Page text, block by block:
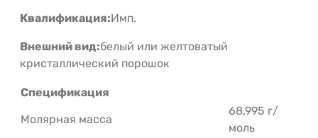
Квалификация:Имп.
Внешний вид:белый или желтоватый
кристаллический порошок
Спецификация
Молярная масса
68,995 г/
моль